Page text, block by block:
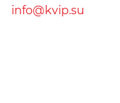
info@kvip.su